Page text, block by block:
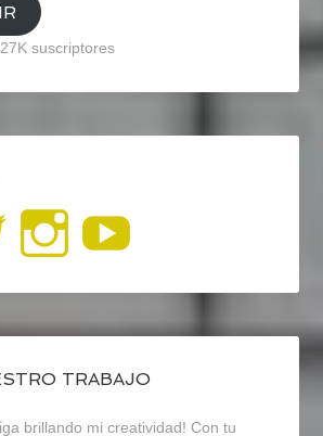
suscriptores
Ver
perfil
de
recursosep
Ver
perfil
de
recursosep
TRABAJO
brillando mi creatividad! Con tu